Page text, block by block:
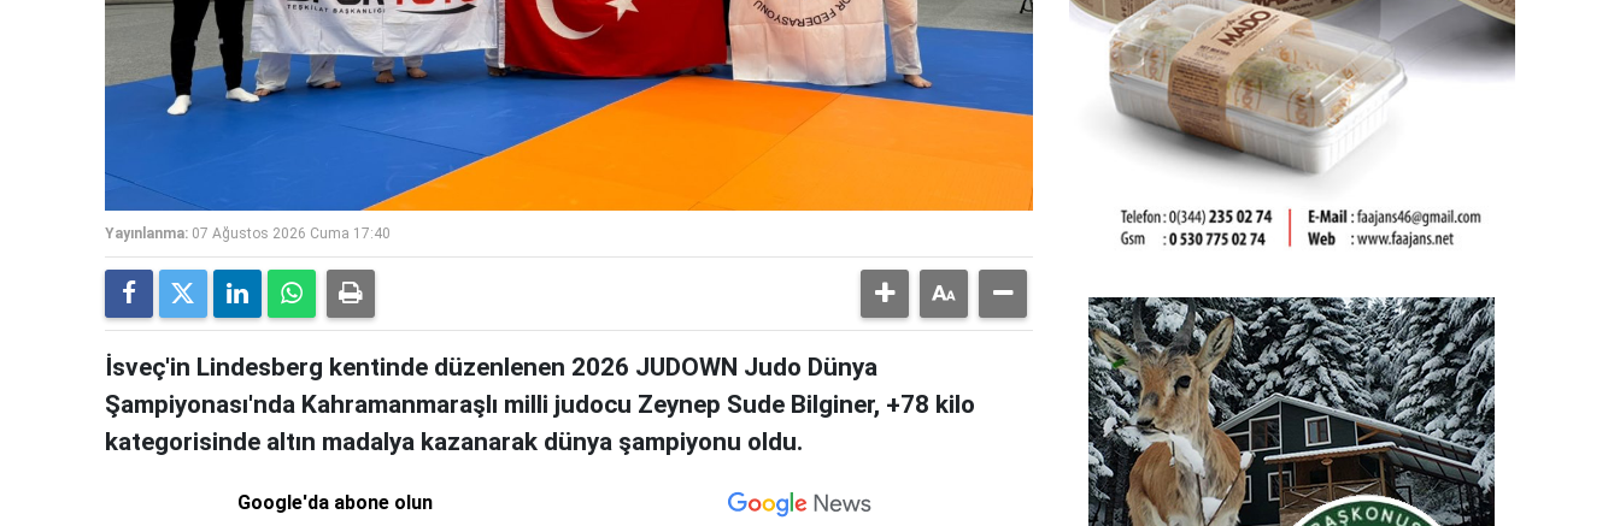
Yayınlanma: 07 Ağustos 2026 Cuma 17:40
İsveç'in Lindesberg kentinde düzenlenen 2026 JUDOWN Judo Dünya
Şampiyonası'nda Kahramanmaraşlı milli judocu Zeynep Sude Bilginer, +78 kilo
kategorisinde altın madalya kazanarak dünya şampiyonu oldu.
Google'da abone olun